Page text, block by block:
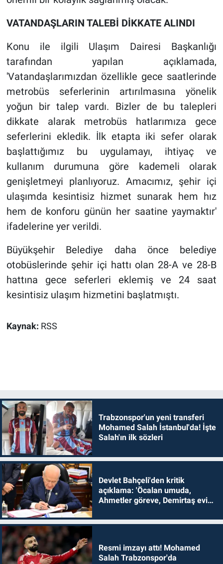
VATANDAŞLARIN TALEBİ DİKKATE ALINDI
Konu ile ilgili Ulaşım Dairesi Başkanlığı
tarafından yapılan açıklamada,
'Vatandaşlarımızdan özellikle gece saatlerinde
metrobüs seferlerinin artırılmasına yönelik
yoğun bir talep vardı. Bizler de bu talepleri
dikkate alarak metrobüs hatlarımıza gece
seferlerini ekledik. İlk etapta iki sefer olarak
başlattığımız bu uygulamayı, ihtiyaç ve
kullanım durumuna göre kademeli olarak
genişletmeyi planlıyoruz. Amacımız, şehir içi
ulaşımda kesintisiz hizmet sunarak hem hız
hem de konforu günün her saatine yaymaktır'
ifadelerine yer verildi.
Büyükşehir Belediye daha önce belediye
otobüslerinde şehir içi hattı olan 28-A ve 28-B
hattına gece seferleri eklemiş ve 24 saat
kesintisiz ulaşım hizmetini başlatmıştı.
Kaynak: RSS
Trabzonspor'un yeni transferi
Mohamed Salah İstanbul'da! İşte
Salah'ın ilk sözleri
Devlet Bahçeli'den kritik
açıklama: 'Öcalan umuda,
Ahmetler göreve, Demirtaş evine
Resmi imzayı attı! Mohamed
Salah Trabzonspor'da